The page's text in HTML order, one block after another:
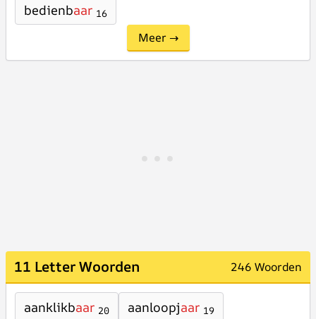
bedienbaar 16
Meer →
11 Letter Woorden 246 Woorden
aanklikbaar 20 aanloopjaar 19